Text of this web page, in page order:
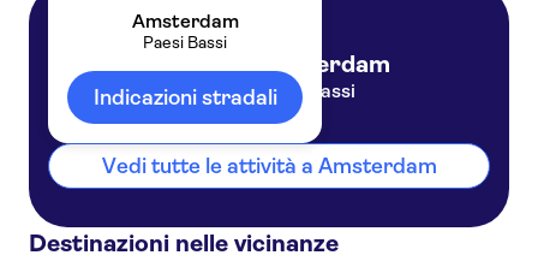
Amsterdam
Paesi Bassi
Indicazioni stradali
Amsterdam
Paesi Bassi
Vedi tutte le attività a Amsterdam
Destinazioni nelle vicinanze